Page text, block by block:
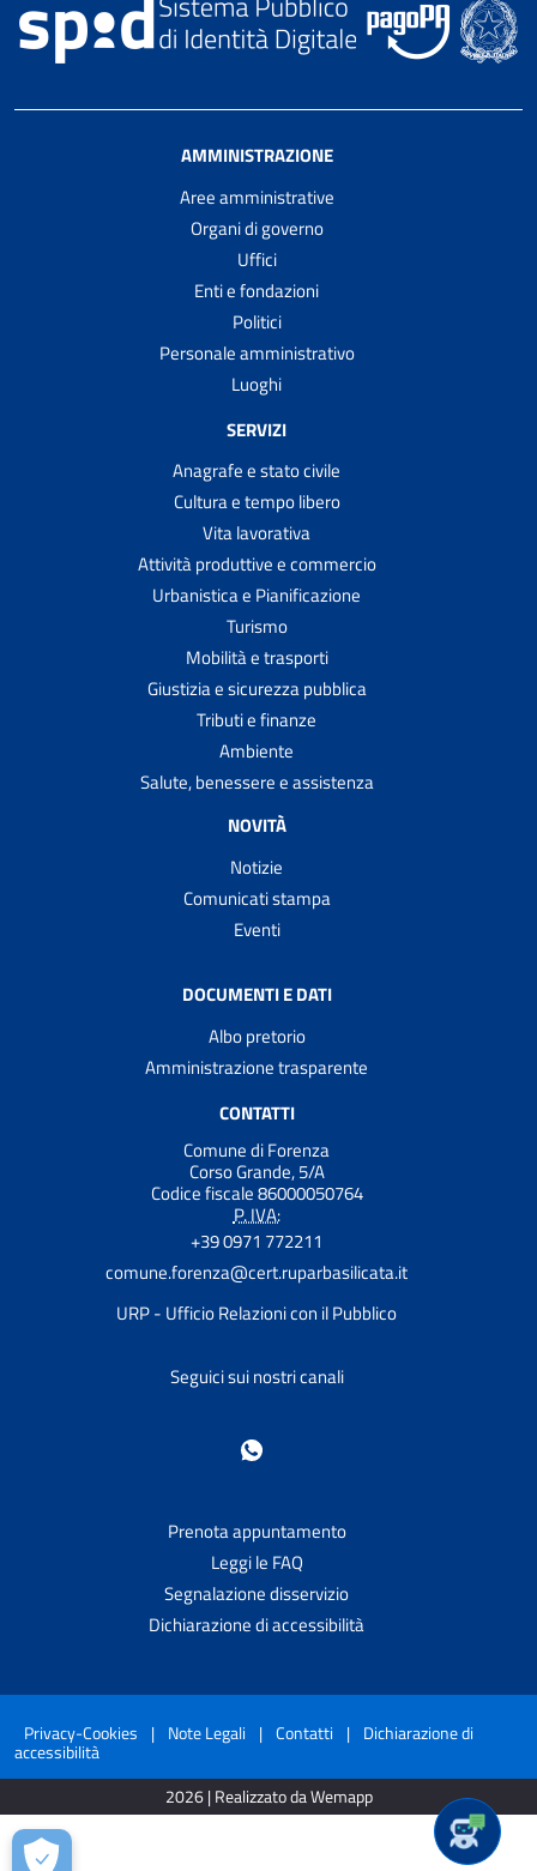
AMMINISTRAZIONE
Aree amministrative
Organi di governo
Uffici
Enti e fondazioni
Politici
Personale amministrativo
Luoghi
SERVIZI
Anagrafe e stato civile
Cultura e tempo libero
Vita lavorativa
Attività produttive e commercio
Urbanistica e Pianificazione
Turismo
Mobilità e trasporti
Giustizia e sicurezza pubblica
Tributi e finanze
Ambiente
Salute, benessere e assistenza
NOVITÀ
Notizie
Comunicati stampa
Eventi
DOCUMENTI E DATI
Albo pretorio
Amministrazione trasparente
CONTATTI
Comune di Forenza
Corso Grande, 5/A
Codice fiscale 86000050764
P. IVA:
+39 0971 772211
comune.forenza@cert.ruparbasilicata.it
URP - Ufficio Relazioni con il Pubblico
Seguici sui nostri canali
Prenota appuntamento
Leggi le FAQ
Segnalazione disservizio
Dichiarazione di accessibilità
Privacy-Cookies | Note Legali | Contatti | Dichiarazione di
accessibilità
2026 | Realizzato da Wemapp